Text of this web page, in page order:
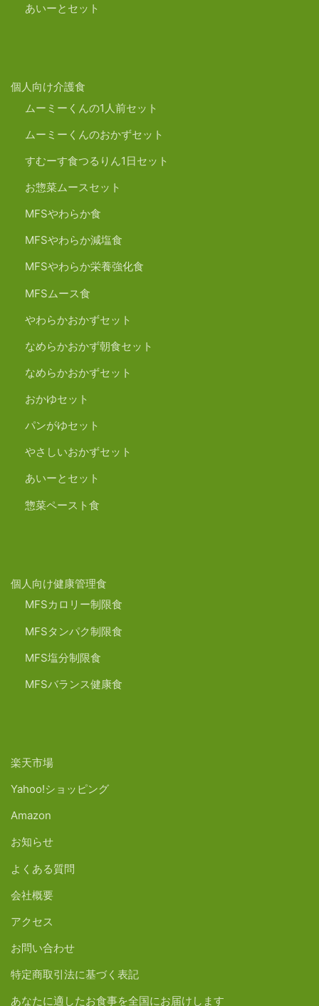
あいーとセット
個人向け介護食
ムーミーくんの1人前セット
ムーミーくんのおかずセット
すむーす食つるりん1日セット
お惣菜ムースセット
MFSやわらか食
MFSやわらか減塩食
MFSやわらか栄養強化食
MFSムース食
やわらかおかずセット
なめらかおかず朝食セット
なめらかおかずセット
おかゆセット
パンがゆセット
やさしいおかずセット
あいーとセット
惣菜ペースト食
個人向け健康管理食
MFSカロリー制限食
MFSタンパク制限食
MFS塩分制限食
MFSバランス健康食
楽天市場
Yahoo!ショッピング
Amazon
お知らせ
よくある質問
会社概要
アクセス
お問い合わせ
特定商取引法に基づく表記
あなたに適したお食事を全国にお届けします